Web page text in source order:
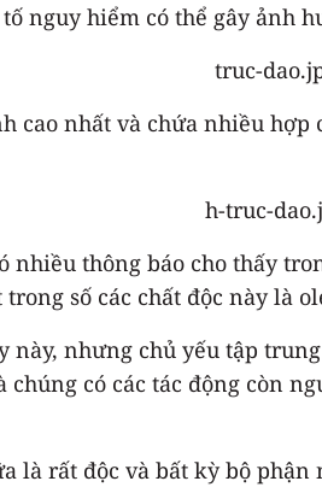
nguy hiểm có thể gây ảnh
nhất và chứa nhiều
nhiều thông báo cho thấy
số các chất độc này là
này, nhưng chủ yếu tập
có các tác động còn
là rất độc và bất kỳ bộ